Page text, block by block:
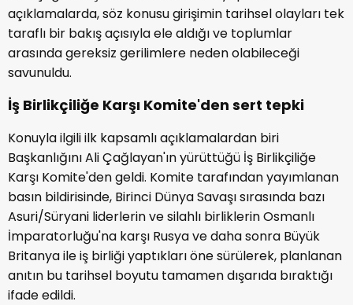
açıklamalarda, söz konusu girişimin tarihsel olayları tek
taraflı bir bakış açısıyla ele aldığı ve toplumlar
arasında gereksiz gerilimlere neden olabileceği
savunuldu.
İş Birlikçiliğe Karşı Komite'den sert tepki
Konuyla ilgili ilk kapsamlı açıklamalardan biri
Başkanlığını Ali Çağlayan'ın yürüttüğü İş Birlikçiliğe
Karşı Komite'den geldi. Komite tarafından yayımlanan
basın bildirisinde, Birinci Dünya Savaşı sırasında bazı
Asuri/Süryani liderlerin ve silahlı birliklerin Osmanlı
İmparatorluğu'na karşı Rusya ve daha sonra Büyük
Britanya ile iş birliği yaptıkları öne sürülerek, planlanan
anıtın bu tarihsel boyutu tamamen dışarıda bıraktığı
ifade edildi.